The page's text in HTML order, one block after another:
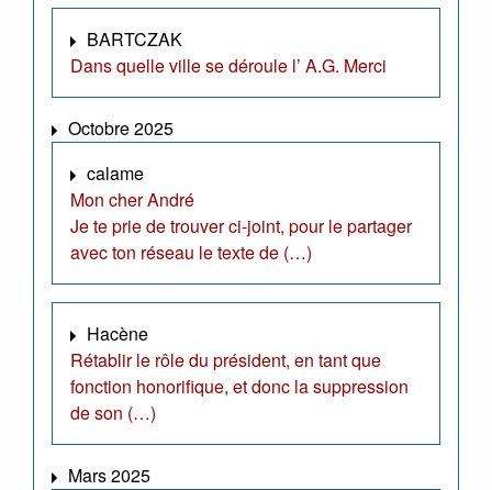
BARTCZAK
Dans quelle ville se déroule l’ A.G. Merci
Octobre 2025
calame
Mon cher André
Je te prie de trouver ci-joint, pour le partager
avec ton réseau le texte de (…)
Hacène
Rétablir le rôle du président, en tant que
fonction honorifique, et donc la suppression
de son (…)
Mars 2025